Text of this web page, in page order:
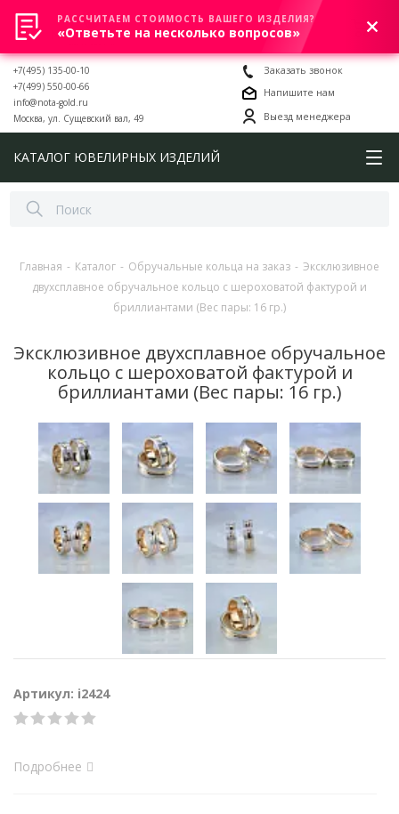
0
+7(495) 135-00-10
+7(499) 550-00-66
info@nota-gold.ru
Москва, ул. Сущевский вал, 49
Заказать звонок
Напишите нам
Выезд менеджера
КАТАЛОГ ЮВЕЛИРНЫХ ИЗДЕЛИЙ
Главная - Каталог - Обручальные кольца на заказ - Эксклюзивное
двухсплавное обручальное кольцо с шероховатой фактурой и
бриллиантами (Вес пары: 16 гр.)
Эксклюзивное двухсплавное обручальное
кольцо с шероховатой фактурой и
бриллиантами (Вес пары: 16 гр.)
Артикул: i2424
Подробнее
РАССЧИТАЕМ СТОИМОСТЬ ВАШЕГО ИЗДЕЛИЯ?
«Ответьте на несколько вопросов»